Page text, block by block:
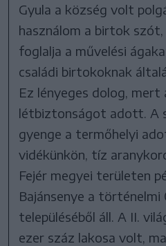
Gyula a község volt
használom a birtok
foglalja a művelési
családi birtokoknak
Ez lényeges dolog, mert
létbiztonságot adott. A
gyenge a termőhelyi
vidékünkön, tíz
Fejér megyei területen
Bajánsenye a történelmi
településéből áll. A II.
ezer száz lakosa volt,